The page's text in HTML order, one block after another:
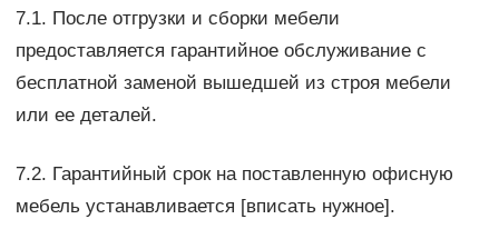
7.1. После отгрузки и сборки мебели
предоставляется гарантийное обслуживание с
бесплатной заменой вышедшей из строя мебели
или ее деталей.
7.2. Гарантийный срок на поставленную офисную
мебель устанавливается [вписать нужное].